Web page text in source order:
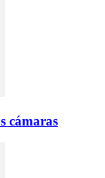
cámaras